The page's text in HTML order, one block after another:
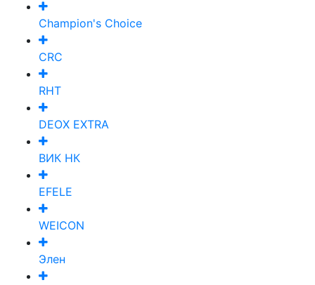
Champion's Choice
CRC
RHT
DEOX EXTRA
ВИК НК
EFELE
WEICON
Элен